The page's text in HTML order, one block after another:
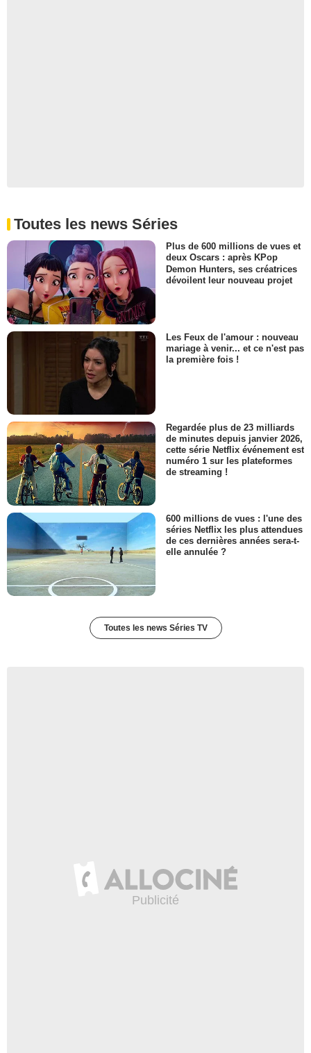
Toutes les news Séries
Plus de 600 millions de vues et
deux Oscars : après KPop
Demon Hunters, ses créatrices
dévoilent leur nouveau projet
Les Feux de l'amour : nouveau
mariage à venir... et ce n'est pas
la première fois !
Regardée plus de 23 milliards
de minutes depuis janvier 2026,
cette série Netflix événement est
numéro 1 sur les plateformes
de streaming !
600 millions de vues : l'une des
séries Netflix les plus attendues
de ces dernières années sera-t-
elle annulée ?
Toutes les news Séries TV